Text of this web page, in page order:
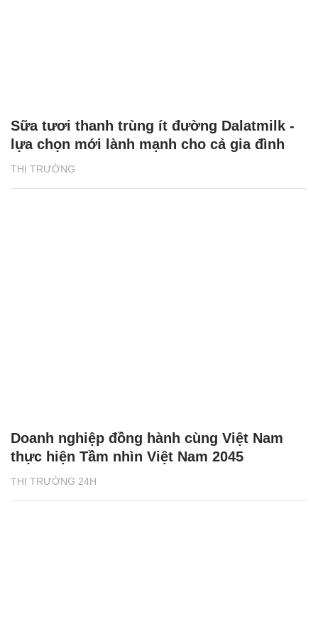
THỊ TRƯỜNG
Sữa tươi thanh trùng ít đường Dalatmilk -
lựa chọn mới lành mạnh cho cả gia đình
THỊ TRƯỜNG 24H
Doanh nghiệp đồng hành cùng Việt Nam
thực hiện Tầm nhìn Việt Nam 2045